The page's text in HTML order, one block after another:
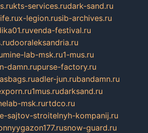
kts-services.rudark-sand.ru
x-legion.rusib-archives.ru
venda-festival.ru
dooraleksandria.ru
mine-lab-msk.ru1-mus.ru
damn.rupurse-factory.ru
adler-jun.rubandamn.ru
1mus.rudarksand.ru
msk.rurtdco.ru
sajtov-stroitelnyh-kompanij.ru
snow-guard.ru